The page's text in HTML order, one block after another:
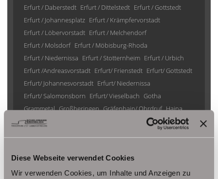
Diese Webseite verwendet Cookies
Wir verwenden Cookies, um Inhalte und Anzeigen zu
Erfurt / Daberstedt Erfurt / Dittelstedt Erfurt / Gottstedt
Erfurt / Johannesplatz Erfurt / Krämpfervorstadt
Erfurt / Löbervorstadt Erfurt / Melchendorf
Erfurt / Molsdorf Erfurt / Möbisburg-Rhoda
Erfurt / Niedernissa Erfurt / Stotternheim Erfurt / Urbich
Erfurt /Andreasvorstadt Erfurt/ Frienstedt Erfurt/ Gottstedt
Erfurt/ Johannesvorstadt Erfurt/ Niedernissa
Erfurt/ Salomonsborn Erfurt/ Vieselbach Gotha
Grammetal Großheringen Gräfenhain/ Ohrdruf Haina
Herbsleben
Ohrdruf Riethnordhausen Ruhla
Saalfeld/Saale / Remschütz Steinbach-Hallenberg/ Viernau